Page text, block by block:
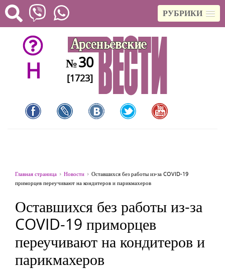
РУБРИКИ
H №30
[1723]
Главная страница Новости
Оставшихся без работы из-за COVID-19
приморцев переучивают на кондитеров и парикмахеров
Оставшихся без работы из-за
COVID-19 приморцев
переучивают на кондитеров и
парикмахеров